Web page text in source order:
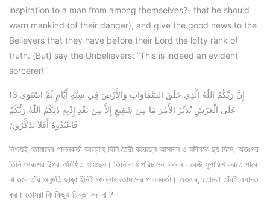
inspiration to a man from among themselves?- that he should
warn mankind (of their danger), and give the good news to the
Believers that they have before their Lord the lofty rank of
truth. (But) say the Unbelievers: “This is indeed an evident
sorcerer!”
(3 إِنَّ رَبَّكُمُ اللّهُ الَّذِي خَلَقَ السَّمَاوَاتِ وَالأَرْضَ فِي سِتَّةِ أَيَّامٍ ثُمَّ اسْتَوَى
عَلَى الْعَرْشِ يُدَبِّرُ الأَمْرَ مَا مِن شَفِيعٍ إِلاَّ مِن بَعْدِ إِذْنِهِ ذَلِكُمُ اللّهُ رَبُّكُمْ
فَاعْبُدُوهُ أَفَلاَ تَذَكَّرُونَ
নিশ্চয়ই তোমাদের পালনকর্তা আল্লাহ যিনি তৈরী করেছেন আসমান ও যমীনকে ছয় দিনে, অতঃপর
তিনি আরশের উপর অধিষ্ঠিত হয়েছেন। তিনি কার্য পরিচালনা করেন। কেউ সুপারিশ করতে পাবে
না তবে তাঁর অনুমতি ছাড়া ইনিই আল্লাহ তোমাদের পালনকর্তা। অতএব, তোমরা তাঁরই এবাদত
কর। তোমরা কি কিছুই চিন্তা কর না ?